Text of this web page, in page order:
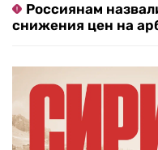
Россиянам
снижения цен на